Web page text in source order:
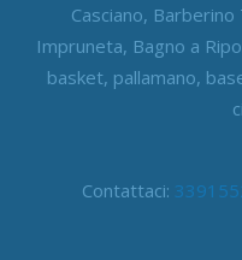
Casciano,
Impruneta, Bagno a
basket, pallamano,
Contattaci: